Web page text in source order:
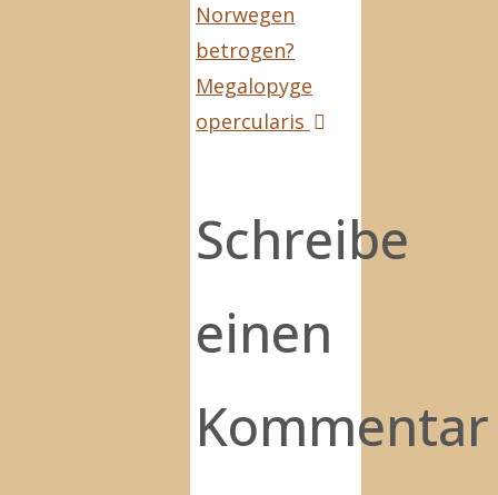
Norwegen
betrogen?
Megalopyge
opercularis
Schreibe
einen
Kommentar